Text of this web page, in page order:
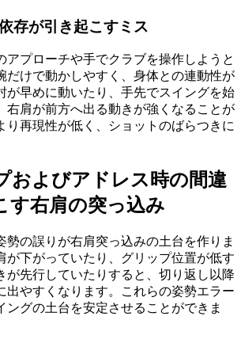
存が引き起こすミス
アプローチや手でクラブを操作しようと
だけで動かしやすく、身体との連動性が
が早めに動いたり、手先でスイングを始
右肩が前方へ出る動きが強くなることが
り再現性が低く、ショットのばらつきに
およびアドレス時の間違
す右肩の突っ込み
勢の誤りが右肩突っ込みの土台を作りま
が下がっていたり、グリップ位置が低す
が先行していたりすると、切り返し以降
出やすくなります。これらの姿勢エラー
ングの土台を安定させることができま